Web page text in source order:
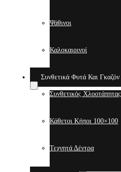
Ψάθινοι
Καλοκαιρινοί
Συνθετικά Φυτά Και Γκαζόν
Συνθετικός Χλοοτάπητας
Κάθετοι Κήποι 100×100
Τεχνητά Δέντρα